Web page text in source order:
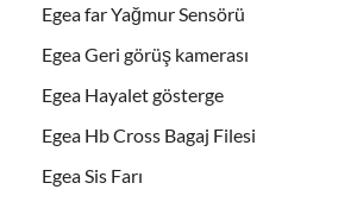
Egea far Yağmur Sensörü
Egea Geri görüş kamerası
Egea Hayalet gösterge
Egea Hb Cross Bagaj Filesi
Egea Sis Farı